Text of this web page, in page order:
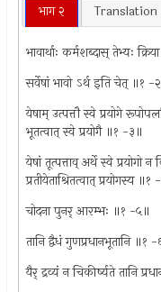
भाग २ Translation
भावार्थाः कर्मशब्दास् तेभ्यः
सर्वेषां भावो ऽर्थ इति चेत् ॥१ -
येषाम् उत्पत्तौ स्वे प्रयोगे
भूतत्वात् स्वे प्रयोगै ॥१ -३॥
येषां तूत्पत्ताव् अर्थे स्वे प्रयोगो
प्रतीयेताश्रितत्वात् प्रयोगस्य
चोदना पुनर् आरम्भः ॥१ -५॥
तानि द्वैधं गुणप्रधानभूतानि ॥१
यैर् द्रव्यं न चिकीर्ष्यते तानि